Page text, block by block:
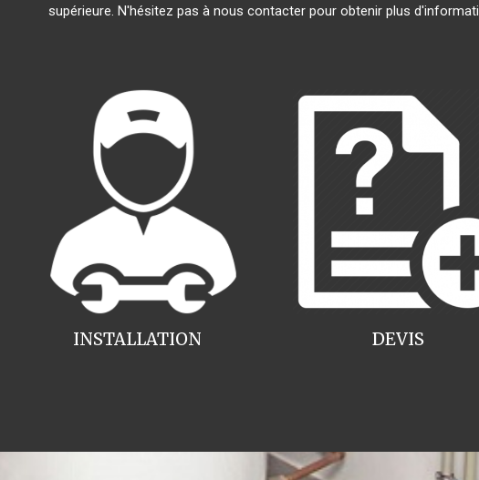
supérieure. N'hésitez pas à nous contacter pour obtenir plus
INSTALLATION DEVIS